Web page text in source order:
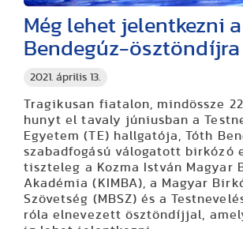
2021. április 13.
Még lehet jelentkezni
Bendegúz-ösztöndíjra
Tragikusan fiatalon, mindössze
hunyt el tavaly júniusban a
Egyetem (TE) hallgatója, Tóth
szabadfogású válogatott birkózó
tiszteleg a Kozma István Magyar
Akadémia (KIMBA), a Magyar
Szövetség (MBSZ) és a
róla elnevezett ösztöndíjjal,